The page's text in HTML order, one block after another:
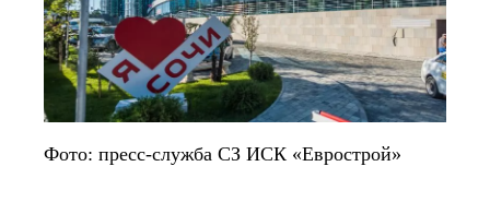
Фото: пресс-служба СЗ ИСК «Еврострой»